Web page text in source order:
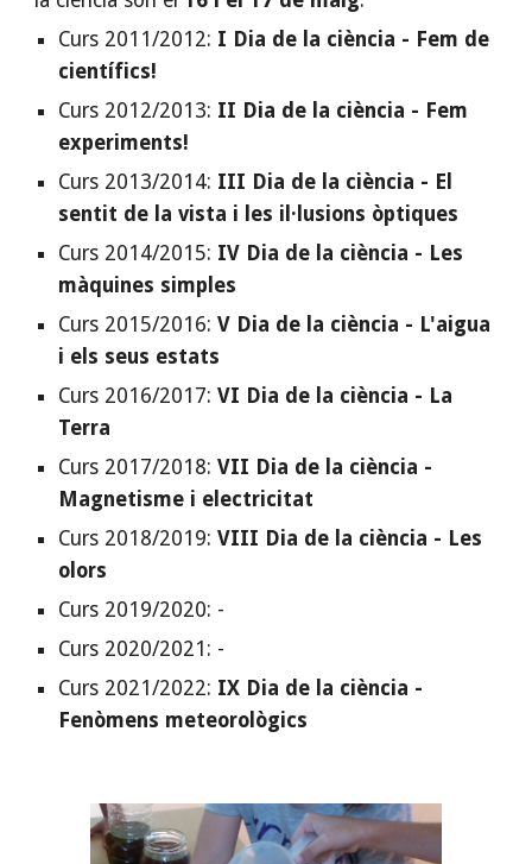
Curs 2011/2012: I Dia de la ciència - Fem de
científics!
Curs 2012/2013: II Dia de la ciència - Fem
experiments!
Curs 2013/2014: III Dia de la ciència - El
sentit de la vista i les il·lusions òptiques
Curs 2014/2015: IV Dia de la ciència - Les
màquines simples
Curs 2015/2016:V Dia de la ciència - L'aigua
i els seus estats
Curs 2016/2017:VI Dia de la ciència - La
Terra
Curs 2017/2018: VII Dia de la ciència -
Magnetisme i electricitat
Curs 2018/2019: VIII Dia de la ciència - Les
olors
Curs 2019/2020: -
Curs 2020/2021: -
Curs 2021/2022: IX Dia de la ciència -
Fenòmens meteorològics